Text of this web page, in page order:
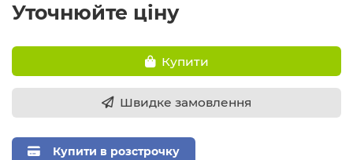
Уточнюйте ціну
Купити
Швидке замовлення
Купити в розстрочку